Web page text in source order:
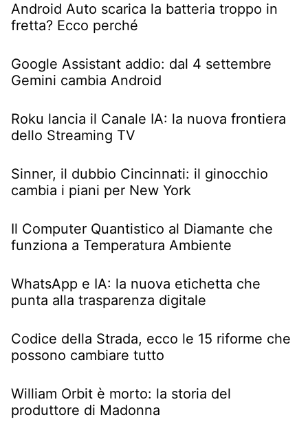
Android Auto scarica la batteria troppo in
fretta? Ecco perché
Google Assistant addio: dal 4 settembre
Gemini cambia Android
Roku lancia il Canale IA: la nuova frontiera
dello Streaming TV
Sinner, il dubbio Cincinnati: il ginocchio
cambia i piani per New York
Il Computer Quantistico al Diamante che
funziona a Temperatura Ambiente
WhatsApp e IA: la nuova etichetta che
punta alla trasparenza digitale
Codice della Strada, ecco le 15 riforme che
possono cambiare tutto
William Orbit è morto: la storia del
produttore di Madonna